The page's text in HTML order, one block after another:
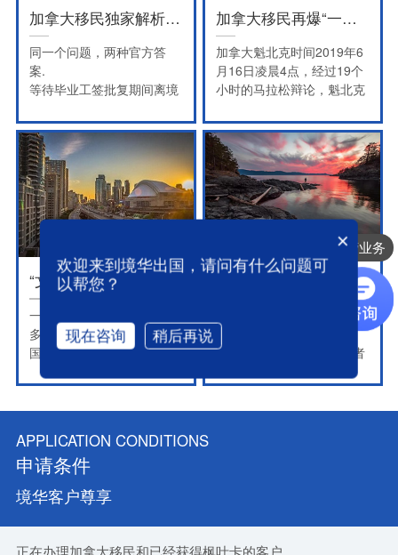
加拿大移民独家解析之毕业工签
同一个问题，两种官方答
案.
等待毕业工签批复期间离境
加拿大移民再爆“一刀切”！你还在犹豫手里的机会吗？
加拿大魁北克时间2019年6
月16日凌晨4点，经过19个
小时的马拉松辩论，魁北克
号法案），意味着政府取消
所有2018年8月2日前提交
的大约16,000份移民申请，
包括申请人家属在内的
50,000人受到影响，其中有
的积案甚至长达14年（包括
一些早在2005年申请的
人）。
“文体”的春天已经到来~加拿大自雇移民专为你们开放！
一直以来，加拿大以其多种
多样的移民政策吸引着各个
国家的人。
英语好，工作经验符合加拿
大各个项目要求的申请人，
早已通过技术移民去了加拿
定资产的高管及企业主们，
也早已通过投资及创业移民
念完硕士就给绿卡，这么好的机会只在加拿大！
作为世界上有名的“移民国
家”，加拿大有很大一部分
加拿大人本身就是移民或者
6、70个国家，通过投资移
民/省提名通道，还有技术
APPLICATION CONDITIONS
申请条件
境华客户尊享
正在办理加拿大移民和已经获得枫叶卡的客户
境华出国的主营业务
×
欢迎来到境华出国，请问有什么问题可
以帮您？
现在咨询 稍后再说